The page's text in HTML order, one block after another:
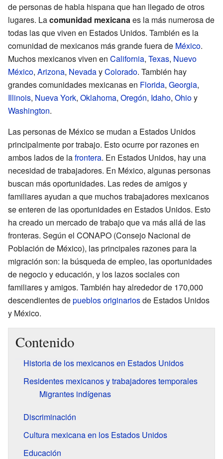
de personas de habla hispana que han llegado de otros
lugares. Lacomunidad mexicanaes la más numerosa de
todas las que viven en Estados Unidos. También es la
comunidad de mexicanos más grande fuera de México.
Muchos mexicanos viven en California, Texas, Nuevo
México, Arizona, NevadayColorado. También hay
grandes comunidades mexicanas en Florida, Georgia,
Illinois, Nueva York, Oklahoma, Oregón, Idaho, Ohioy
Washington.
Las personas de México se mudan a Estados Unidos
principalmente por trabajo. Esto ocurre por razones en
ambos lados de lafrontera. En Estados Unidos, hay una
necesidad de trabajadores. En México, algunas personas
buscan más oportunidades. Las redes de amigos y
familiares ayudan a que muchos trabajadores mexicanos
se enteren de las oportunidades en Estados Unidos. Esto
ha creado un mercado de trabajo que va más allá de las
fronteras. Según el CONAPO (Consejo Nacional de
Población de México), las principales razones para la
migración son: la búsqueda de empleo, las oportunidades
de negocio y educación, y los lazos sociales con
familiares y amigos. También hay alrededor de 170,000
descendientes depueblos originariosde Estados Unidos
y México.
Contenido
Historia de los mexicanos en Estados Unidos
Residentes mexicanos y trabajadores temporales
Migrantes indígenas
Discriminación
Cultura mexicana en los Estados Unidos
Educación